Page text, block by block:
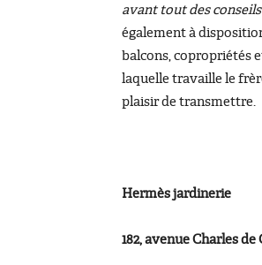
avant tout des conseils
également à
balcons, copropriétés
laquelle travaille le
plaisir de transmettre.
Hermès jardinerie
182, avenue Charles de